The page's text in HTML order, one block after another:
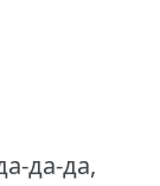
да-да,